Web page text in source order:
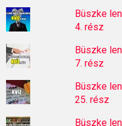
Büszke
4. rész
Büszke
7. rész
Büszke
25. rész
Büszke